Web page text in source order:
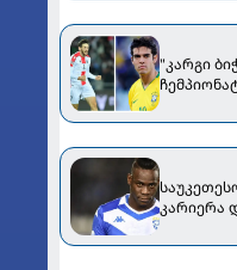
"კარგი
კარიერა